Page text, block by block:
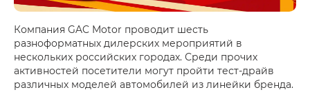
Компания GAC Motor проводит шесть
разноформатных дилерских мероприятий в
нескольких российских городах. Среди прочих
активностей посетители могут пройти тест-драйв
различных моделей автомобилей из линейки бренда.